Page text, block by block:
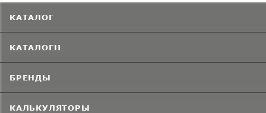
КАТАЛОГ
КАТАЛОГИ
БРЕНДЫ
КАЛЬКУЛЯТОРЫ